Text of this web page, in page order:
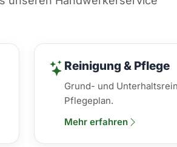
Reinigung & Pflege
Grund- und
Pflegeplan.
Mehr erfahren